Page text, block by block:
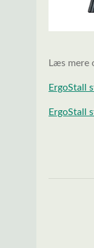
Læs mere
ErgoStall
ErgoStall